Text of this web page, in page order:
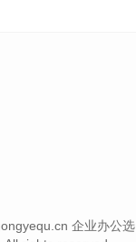
企业办公选